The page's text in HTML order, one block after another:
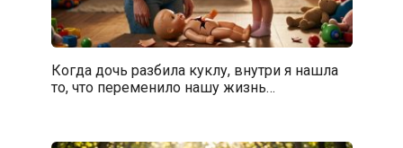
Когда дочь разбила куклу, внутри я нашла
то, что переменило нашу жизнь…